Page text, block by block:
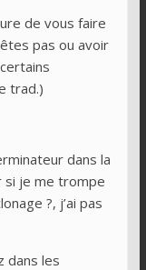
de vous faire
pas ou avoir
trad.)
dans la
si je me trompe
?, j’ai pas
dans les